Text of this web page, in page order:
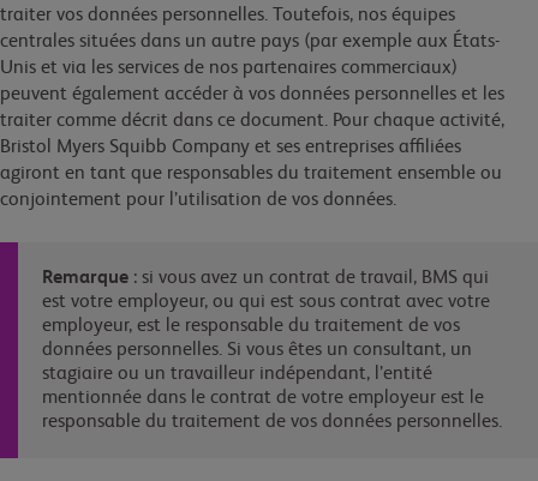
traiter vos données personnelles. Toutefois, nos équipes
centrales situées dans un autre pays (par exemple aux États-
Unis et via les services de nos partenaires commerciaux)
peuvent également accéder à vos données personnelles et les
traiter comme décrit dans ce document. Pour chaque activité,
Bristol Myers Squibb Company et ses entreprises affiliées
agiront en tant que responsables du traitement ensemble ou
conjointement pour l’utilisation de vos données.
Remarque : si vous avez un contrat de travail, BMS qui
est votre employeur, ou qui est sous contrat avec votre
employeur, est le responsable du traitement de vos
données personnelles. Si vous êtes un consultant, un
stagiaire ou un travailleur indépendant, l’entité
mentionnée dans le contrat de votre employeur est le
responsable du traitement de vos données personnelles.